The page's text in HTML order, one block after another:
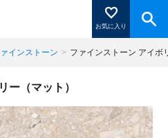
お気に入り
り登録」を押すと登録した
。
インストーン > ファインストーン アイボ
ー（マット）